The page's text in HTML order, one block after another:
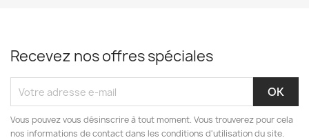
Recevez nos offres spéciales
Vous pouvez vous désinscrire à tout moment. Vous trouverez pour cela
nos informations de contact dans les conditions d'utilisation du site.